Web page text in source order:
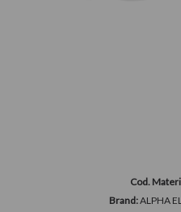
Cod.
Brand:ALPHA